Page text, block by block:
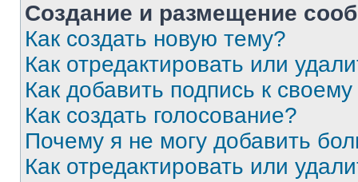
Создание и размещение
Как создать новую тему?
Как отредактировать или
Как добавить подпись к
Как создать голосование?
Почему я не могу добавить
Как отредактировать или